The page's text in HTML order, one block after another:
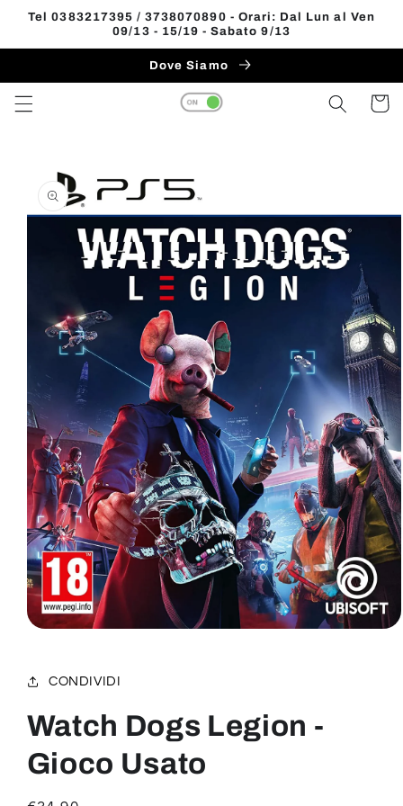
Privacy
Policy
direttamente
Tel 0383217395 / 3738070890 - Orari: Dal Lun al Ven
09/13 - 15/19 - Sabato 9/13
Dove Siamo
Carrello
Passa alle
informazioni
sul prodotto
1
in
modale
CONDIVIDI
Watch Dogs Legion -
Gioco Usato